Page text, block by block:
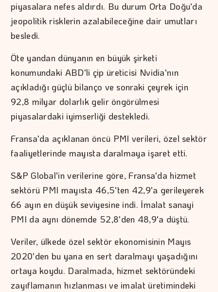
piyasalara nefes aldırdı. Bu durum Orta Doğu'da
jeopolitik risklerin azalabileceğine dair umutları
besledi.
Öte yandan dünyanın en büyük şirketi
konumundaki ABD'li çip üreticisi Nvidia'nın
açıkladığı güçlü bilanço ve sonraki çeyrek için
92,8 milyar dolarlık gelir öngörülmesi
piyasalardaki iyimserliği destekledi.
Fransa'da açıklanan öncü PMI verileri, özel sektör
faaliyetlerinde mayısta daralmaya işaret etti.
S&P Global'in verilerine göre, Fransa'da hizmet
sektörü PMI mayısta 46,5'ten 42,9'a gerileyerek
66 ayın en düşük seviyesine indi. İmalat sanayi
PMI da aynı dönemde 52,8'den 48,9'a düştü.
Veriler, ülkede özel sektör ekonomisinin Mayıs
2020'den bu yana en sert daralmayı yaşadığını
ortaya koydu. Daralmada, hizmet sektöründeki
zayıflamanın hızlanması ve imalat üretimindeki